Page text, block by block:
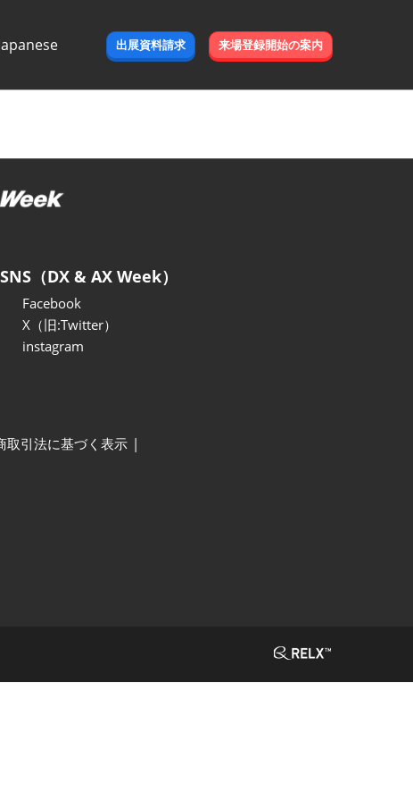
出展資料請求 来場登録開始の案内
SNS（DX & AX Week）
Facebook
X（旧:Twitter）
instagram
取引法に基づく表示